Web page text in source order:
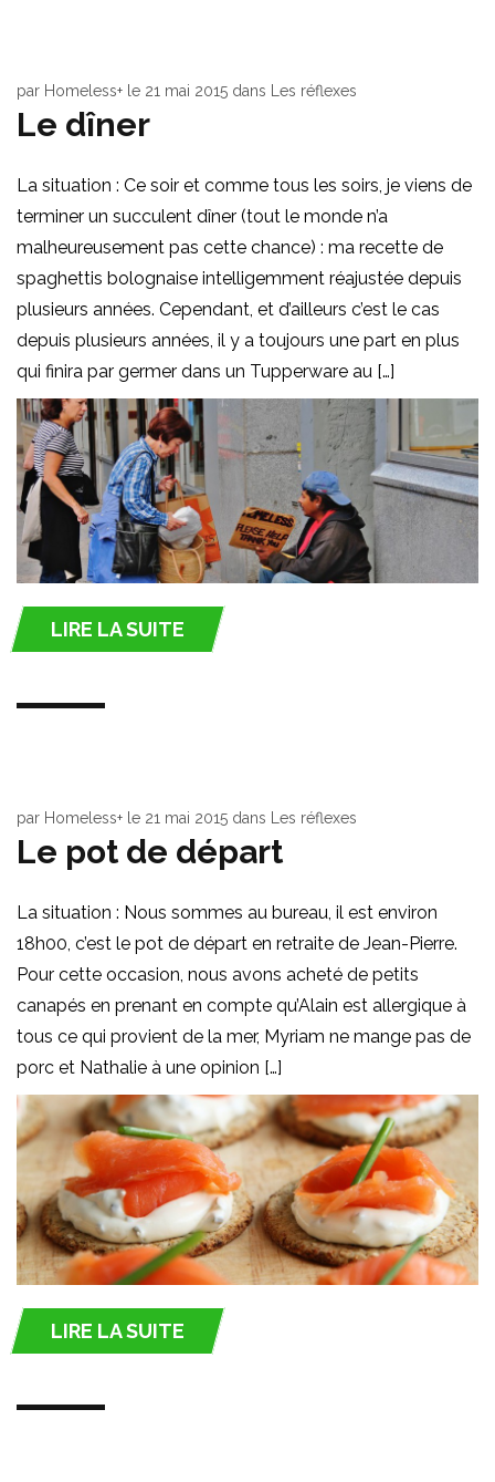
par Homeless+ le 21 mai 2015 dans Les réflexes
Le dîner
La situation : Ce soir et comme tous les soirs, je viens de
terminer un succulent dîner (tout le monde n’a
malheureusement pas cette chance) : ma recette de
spaghettis bolognaise intelligemment réajustée depuis
plusieurs années. Cependant, et d’ailleurs c’est le cas
depuis plusieurs années, il y a toujours une part en plus
qui finira par germer dans un Tupperware au […]
LIRE LA SUITE
par Homeless+ le 21 mai 2015 dans Les réflexes
Le pot de départ
La situation : Nous sommes au bureau, il est environ
18h00, c’est le pot de départ en retraite de Jean-Pierre.
Pour cette occasion, nous avons acheté de petits
canapés en prenant en compte qu’Alain est allergique à
tous ce qui provient de la mer, Myriam ne mange pas de
porc et Nathalie à une opinion […]
LIRE LA SUITE